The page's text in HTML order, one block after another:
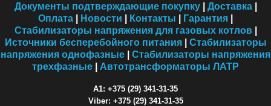
Документы подтверждающие покупку| Доставка|
Оплата
Новости Контакты Гарантия
Стабилизаторы напряжения для газовых котлов|
Источники бесперебойного питания| Стабилизаторы
напряжения однофазные
Стабилизаторы напряжения
трехфазные
Автотрансформаторы ЛАТР
A1: +375 (29) 341-31-35
Viber: +375 (29) 341-31-35